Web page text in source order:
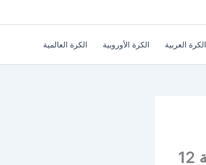
الكرة العربية الكرة الأوروبية الكرة العالمية
مباراة يوفنتوس وفيورنتينا صدام قوي بالجولة 12